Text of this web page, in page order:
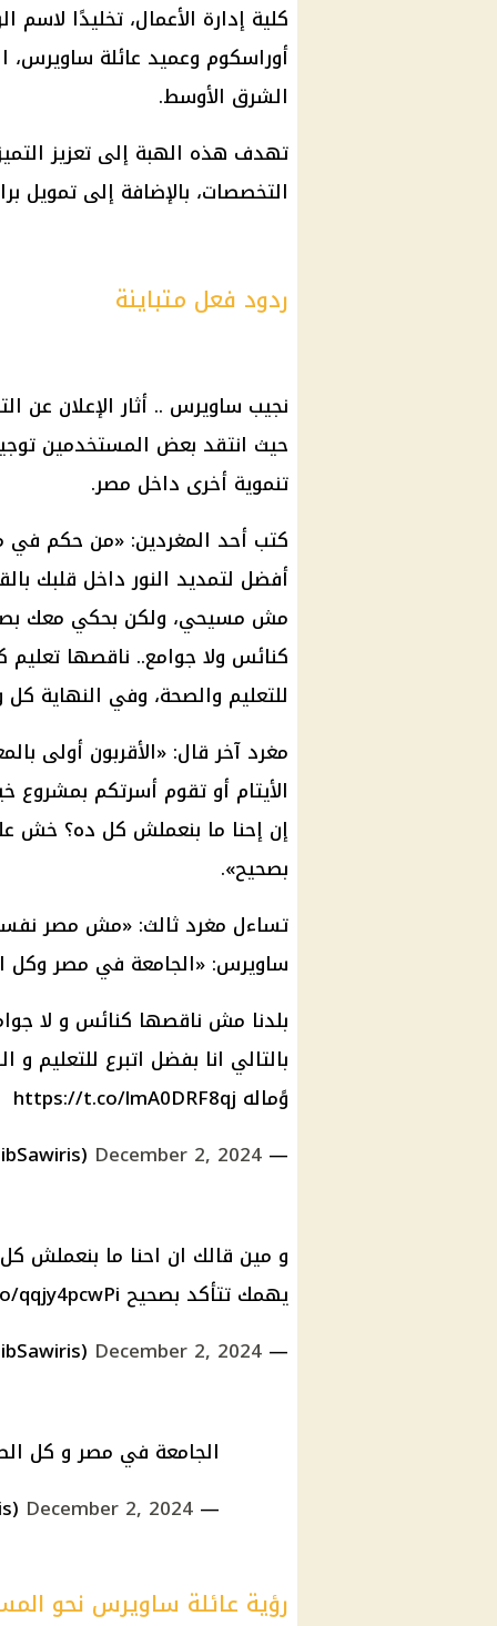
كلية إدارة الأعمال، تخليدًا
أوراسكوم وعميد عائلة ساويرس،
الشرق الأوسط.
تهدف هذه الهبة إلى تعزيز
التخصصات، بالإضافة إلى تمويل
ردود فعل متباينة
نجيب ساويرس .. أثار الإعلان عن
حيث انتقد بعض المستخدمين
تنموية أخرى داخل مصر.
كتب أحد المغردين: «من حكم في
أفضل لتمديد النور داخل قلبك
مش مسيحي، ولكن بحكي معك
كنائس ولا جوامع.. ناقصها تعليم
للتعليم والصحة، وفي النهاية
مغرد آخر قال: «الأقربون أولى
الأيتام أو تقوم أسرتكم بمشروع
إن إحنا ما بنعملش كل ده؟
بصحيح».
تساءل مغرد ثالث: «مش مصر
ساويرس: «الجامعة في مصر وكل
بلدنا مش ناقصها كنائس و لا
بالتالي انا بفضل اتبرع للتعليم و
وًماله https://t.co/lmA0DRF8qj
— Naguib Sawiris (@NaguibSawiris)
December 2, 2024
و مين قالك ان احنا ما
يهمك تتأكد بصحيح qqjy4pcwPi
— Naguib Sawiris (@NaguibSawiris)
December 2, 2024
الجامعة في مصر و كل
— Naguib Sawiris (@NaguibSawiris)
December 2, 2024
رؤية عائلة ساويرس نحو